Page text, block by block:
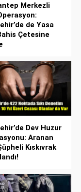
Merkezli
de Yasa
Çetesine
Dev Huzur
Aranan
Kıskıvrak